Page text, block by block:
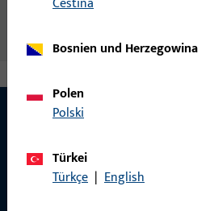
KONTAKT
Wir helfen Ihnen gern!
Bosnien und Herzegowina
Polen
Polski
Türkei
Türkçe | English